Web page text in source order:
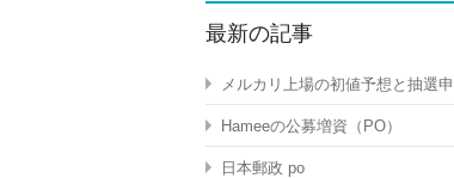
最新の記事
メルカリ上場の初値予想と抽選
Hameeの公募増資（PO）
日本郵政 po